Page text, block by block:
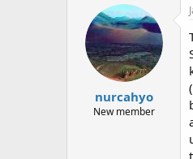
a
r
t
d
a
t
e
nurcahyo
New member